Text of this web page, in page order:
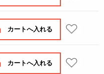
カートへ入れる
カートへ入れる